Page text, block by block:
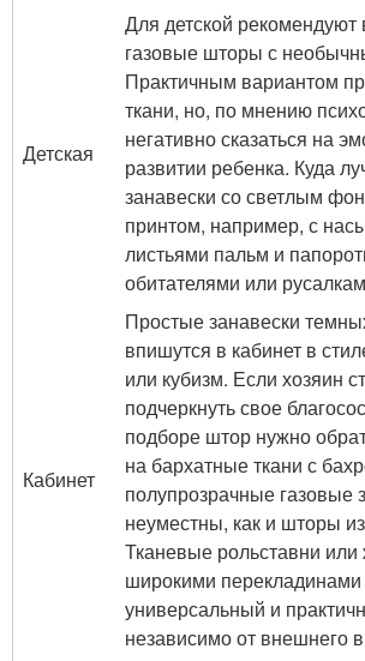
Детская
Для детской рекомендуют
газовые шторы с
Практичным вариантом
ткани, но, по мнению
негативно сказаться на
развитии ребенка. Куда
занавески со светлым
принтом, например, с
листьями пальм и
обитателями или
Кабинет
Простые занавески
впишутся в кабинет в
или кубизм. Если хозяин
подчеркнуть свое
подборе штор нужно
на бархатные ткани с
полупрозрачные газовые
неуместны, как и шторы
Тканевые рольставни
широкими
универсальный и
независимо от внешнего